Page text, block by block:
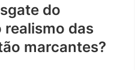
do
realismo das
marcantes?